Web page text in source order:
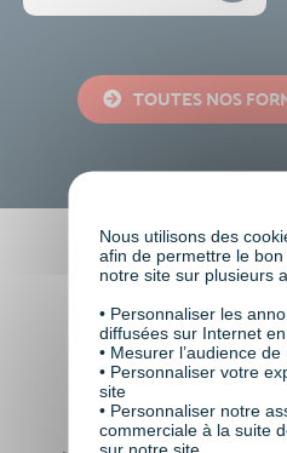
TOUTES NOS
Faire le choix
Nous utilisons des
afin de permettre le
notre site sur plusieurs
• Personnaliser les
diffusées sur Internet
• Mesurer l’audience
• Personnaliser votre
site
• Personnaliser notre
commerciale à la suite
sur notre site